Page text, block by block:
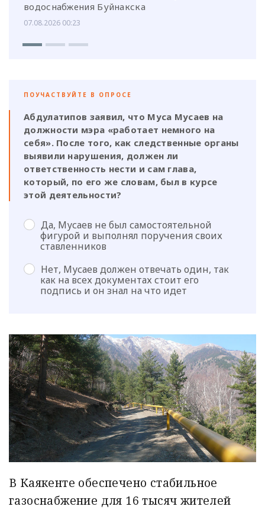
В Каякенте обеспечено стабильное
газоснабжение для 16 тысяч жителей
водоснабжения Буйнакска
07.08.2026 00:23
ПОУЧАСТВУЙТЕ В ОПРОСЕ
Абдулатипов заявил, что Муса Мусаев на
должности мэра «работает немного на
себя». После того, как следственные органы
выявили нарушения, должен ли
ответственность нести и сам глава,
который, по его же словам, был в курсе
этой деятельности?
Да, Мусаев не был самостоятельной
фигурой и выполнял поручения своих
ставленников
Нет, Мусаев должен отвечать один, так
как на всех документах стоит его
подпись и он знал на что идет